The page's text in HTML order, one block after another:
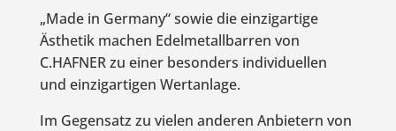
„Made in Germany“ sowie die einzigartige
Ästhetik machen Edelmetallbarren von
C.HAFNER zu einer besonders individuellen
und einzigartigen Wertanlage.
Im Gegensatz zu vielen anderen Anbietern von